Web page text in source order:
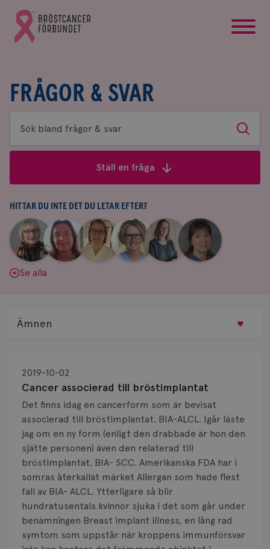
Gå
till
Bröstcancerförbundets
FRÅGOR & SVAR
Sök
bland
&
svar
Sök
Ställ en fråga
HITTAR DU INTE DET DU LETAR EFTER?
Aina
Johnsson
|
Anne
Andersson
Fredrika
Killander
|
Jeanette
Bäcklund
|
Maria
Edegran
|
Yvette
Andersson
Se alla
Cancer associerad till bröstimplantat
2019-10-02
Det finns idag en cancerform som är bevisat
associerad till bröstimplantat. BIA-ALCL. Igår läste
jag om en ny form (enligt den drabbade är hon den
sjätte personen) även den relaterad till
bröstimplantat. BIA- SCC. Amerikanska FDA har i
somras återkallat märket Allergan som hade flest
fall av BIA- ALCL. Ytterligare så blir
hundratusentals kvinnor sjuka i det som går under
benämningen Breast implant illness, en lång rad
symtom som uppstår när kroppens immunförsvar
Ämnen
Biopsi
Biverkningar
Bröstvårta
Knöl
Läkemedel
Typ av bröstcancer
Smärta